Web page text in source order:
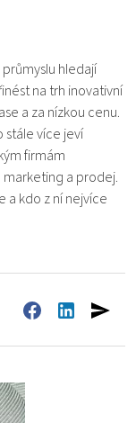
hledají
na trh inovativní
a za nízkou cenu.
stále více jeví
firmám
marketing a prodej.
a kdo z ní nejvíce